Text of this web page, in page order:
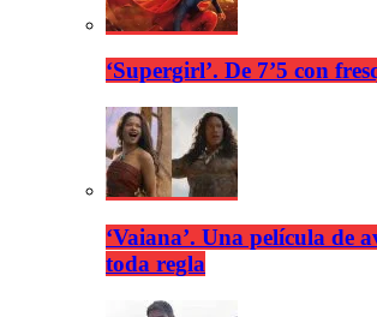
‘Supergirl’. De 7’5 con
‘Vaiana’. Una película de
toda regla